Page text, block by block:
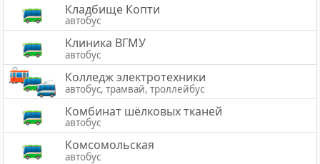
Кладбище Копти
автобус
Клиника ВГМУ
автобус
Колледж электротехники
автобус, трамвай, троллейбус
Комбинат шёлковых тканей
автобус
Комсомольская
автобус